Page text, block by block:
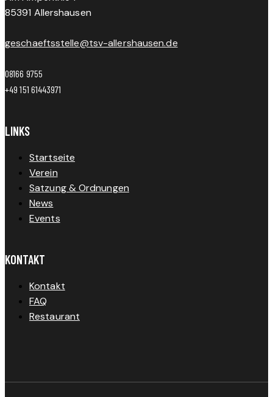
85391 Allershausen
geschaeftsstelle@tsv-allershausen.de
08166 9755
+49 151 61443971
LINKS
Startseite
Verein
Satzung & Ordnungen
News
Events
KONTAKT
Kontakt
FAQ
Restaurant